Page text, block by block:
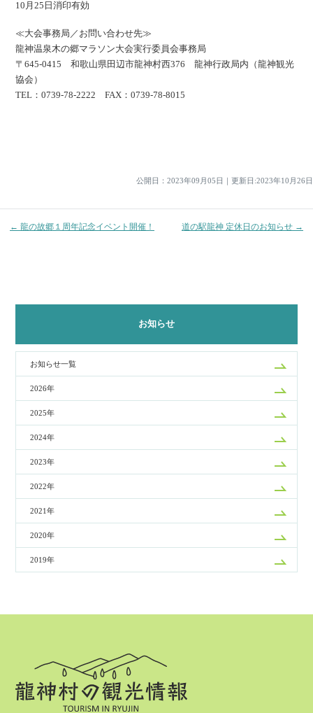
10月25日消印有効
≪大会事務局／お問い合わせ先≫
龍神温泉木の郷マラソン大会実行委員会事務局
〒645-0415 和歌山県田辺市龍神村西376 龍神行政局内（龍神観光
協会）
TEL：0739-78-2222 FAX：0739-78-8015
公開日： 2023年09月05日 更新日:2023年10月26日
← 龍の故郷１周年記念イベント開催！ 道の駅龍神 定休日のお知らせ →
お知らせ
お知らせ一覧
2026年
2025年
2024年
2023年
2022年
2021年
2020年
2019年